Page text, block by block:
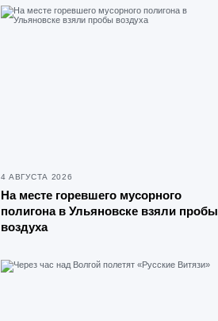
4 АВГУСТА 2026
На месте горевшего мусорного
полигона в Ульяновске взяли пробы
воздуха